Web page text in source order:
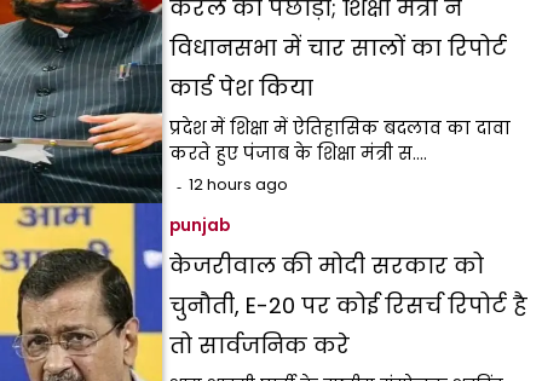
केरल को पछाड़ा; शिक्षा मंत्री ने
विधानसभा में चार सालों का रिपोर्ट
कार्ड पेश किया
प्रदेश में शिक्षा में ऐतिहासिक बदलाव का दावा
करते हुए पंजाब के शिक्षा मंत्री स.…
12 hours ago
punjab
केजरीवाल की मोदी सरकार को
चुनौती, E-20 पर कोई रिसर्च रिपोर्ट है
तो सार्वजनिक करे